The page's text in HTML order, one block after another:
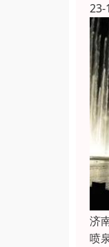
23-
济
喷